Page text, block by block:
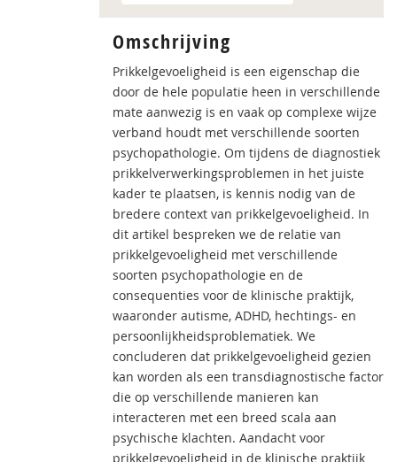
Omschrijving
Prikkelgevoeligheid is een eigenschap die
door de hele populatie heen in verschillende
mate aanwezig is en vaak op complexe wijze
verband houdt met verschillende soorten
psychopathologie. Om tijdens de diagnostiek
prikkelverwerkingsproblemen in het juiste
kader te plaatsen, is kennis nodig van de
bredere context van prikkelgevoeligheid. In
dit artikel bespreken we de relatie van
prikkelgevoeligheid met verschillende
soorten psychopathologie en de
consequenties voor de klinische praktijk,
waaronder autisme, ADHD, hechtings- en
persoonlijkheidsproblematiek. We
concluderen dat prikkelgevoeligheid gezien
kan worden als een transdiagnostische factor
die op verschillende manieren kan
interacteren met een breed scala aan
psychische klachten. Aandacht voor
prikkelgevoeligheid in de klinische praktijk